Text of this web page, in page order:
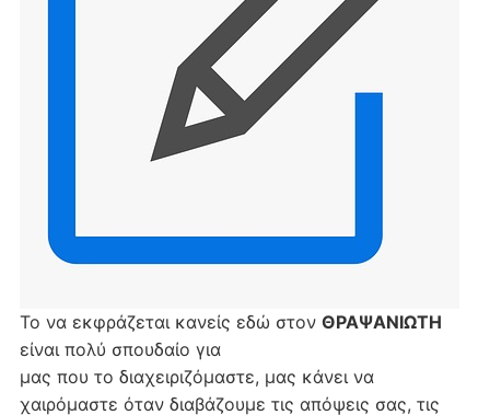
Το να εκφράζεται κανείς εδώ στον ΘΡΑΨΑΝΙΩΤΗ
είναι πολύ σπουδαίο για
μας που το διαχειριζόμαστε, μας κάνει να
χαιρόμαστε όταν διαβάζουμε τις απόψεις σας, τις